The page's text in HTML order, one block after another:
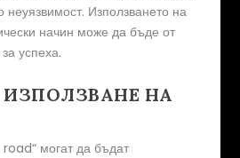
неуязвимост. Използването на
начин може да бъде от
успеха.
НА
могат да бъдат